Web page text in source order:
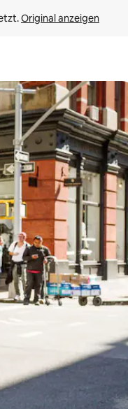
Original anzeigen
durch